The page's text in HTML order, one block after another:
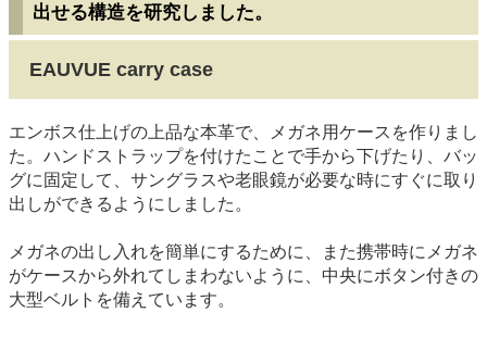
出せる構造を研究しました。
EAUVUE carry case
エンボス仕上げの上品な本革で、メガネ用ケースを作りまし
た。ハンドストラップを付けたことで手から下げたり、バッ
グに固定して、サングラスや老眼鏡が必要な時にすぐに取り
出しができるようにしました。
メガネの出し入れを簡単にするために、また携帯時にメガネ
がケースから外れてしまわないように、中央にボタン付きの
大型ベルトを備えています。